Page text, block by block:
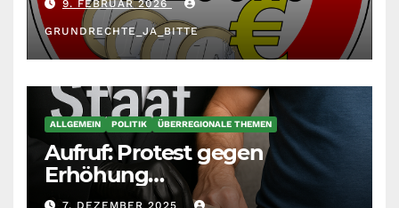
9. FEBRUAR 2026
GRUNDRECHTE_JA_BITTE
ALLGEMEIN POLITIK ÜBERREGIONALE THEMEN
Aufruf: Protest gegen
Erhöhung
Krankenkassenbeiträge